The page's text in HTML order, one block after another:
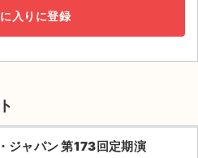
入りに登録
ジャパン 第173回定期演